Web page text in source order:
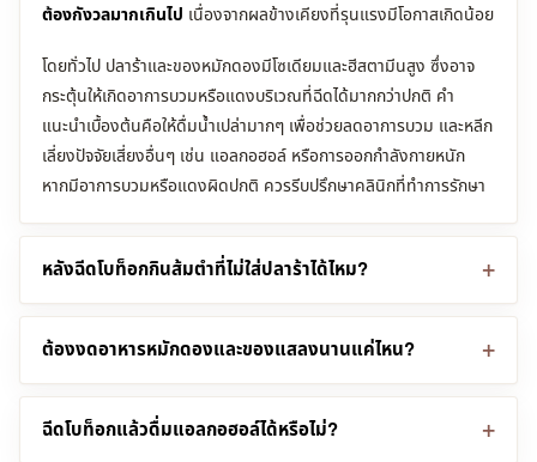
ต้องกังวลมากเกินไป เนื่องจากผลข้างเคียงที่รุนแรงมีโอกาสเกิดน้อย
โดยทั่วไป ปลาร้าและของหมักดองมีโซเดียมและฮีสตามีนสูง ซึ่งอาจ
กระตุ้นให้เกิดอาการบวมหรือแดงบริเวณที่ฉีดได้มากกว่าปกติ คำ
แนะนำเบื้องต้นคือให้ดื่มน้ำเปล่ามากๆ เพื่อช่วยลดอาการบวม และหลีก
เลี่ยงปัจจัยเสี่ยงอื่นๆ เช่น แอลกอฮอล์ หรือการออกกำลังกายหนัก
หากมีอาการบวมหรือแดงผิดปกติ ควรรีบปรึกษาคลินิกที่ทำการรักษา
หลังฉีดโบท็อกกินส้มตำที่ไม่ใส่ปลาร้าได้ไหม?
ต้องงดอาหารหมักดองและของแสลงนานแค่ไหน?
ฉีดโบท็อกแล้วดื่มแอลกอฮอล์ได้หรือไม่?